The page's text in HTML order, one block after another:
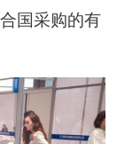
国采购的有